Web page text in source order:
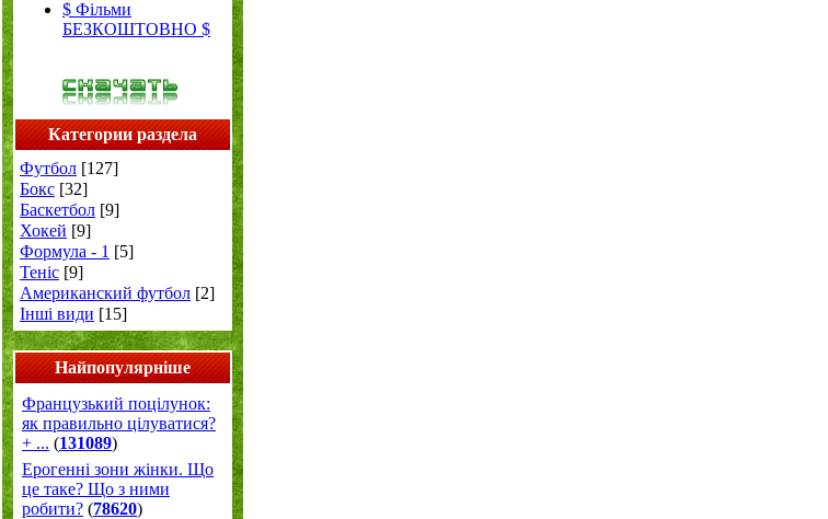
$ Фільми
БЕЗКОШТОВНО $
Категории раздела
Футбол [127]
Бокс [32]
Баскетбол [9]
Хокей [9]
Формула - 1 [5]
Теніс [9]
Американский футбол [2]
Інші види [15]
Найпопулярніше
Французький поцілунок:
як правильно цілуватися?
+ ... (131089)
Ерогенні зони жінки. Що
це таке? Що з ними
робити? (78620)